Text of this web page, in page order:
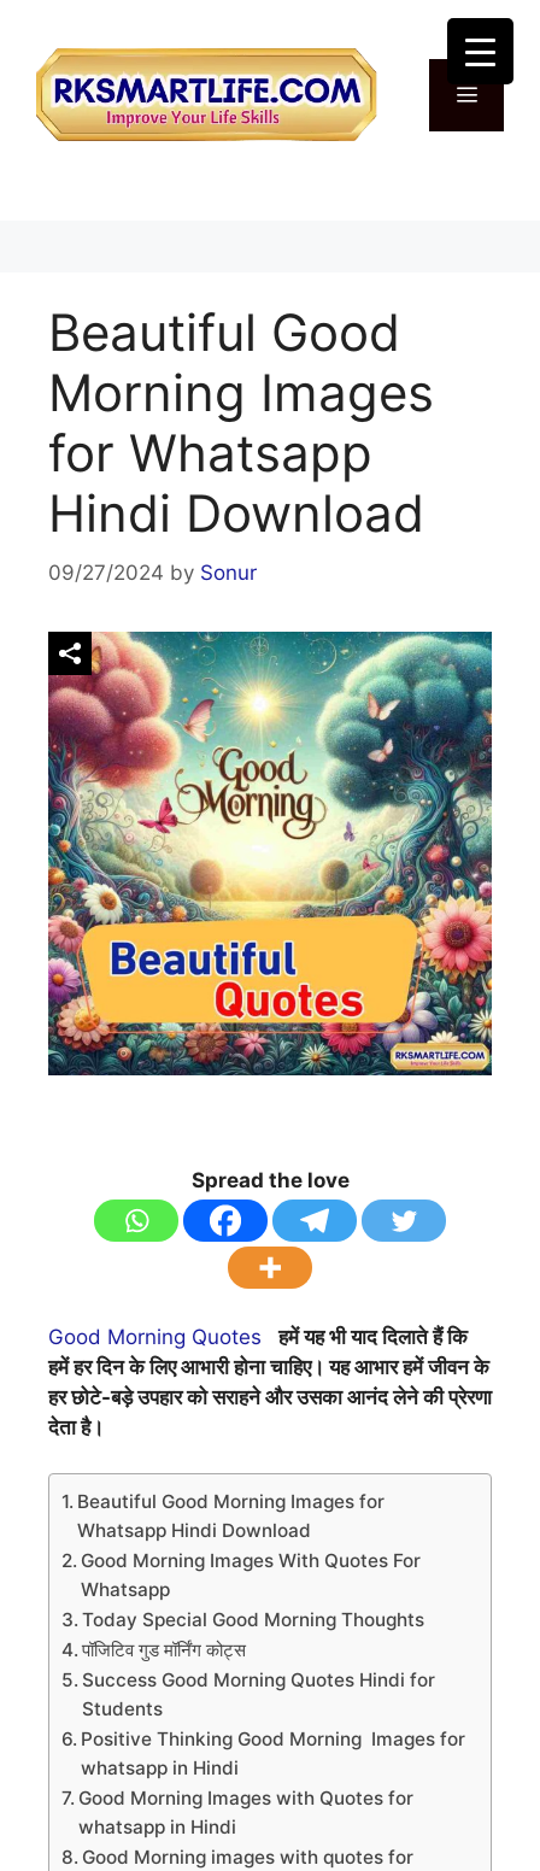
content
Beautiful Good
Morning Images
for Whatsapp
Hindi Download
09/27/2024 by Sonur
Spread the love
Good Morning Quotes
हमें यह भी याद दिलाते हैं कि
हमें हर दिन के लिए आभारी होना चाहिए। यह आभार हमें जीवन के
हर छोटे-बड़े उपहार को सराहने और उसका आनंद लेने की प्रेरणा
देता है।
Beautiful Good Morning Images for
Whatsapp Hindi Download
Good Morning Images With Quotes For
Whatsapp
Today Special Good Morning Thoughts
पॉजिटिव गुड मॉर्निंग कोट्स
Success Good Morning Quotes Hindi for
Students
Positive Thinking Good Morning Images for
whatsapp in Hindi
Good Morning Images with Quotes for
whatsapp in Hindi
Good Morning images with quotes for